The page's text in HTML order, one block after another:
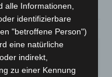
63%
31°
alle Informationen,
identifizierbare
"betroffene Person")
eine natürliche
indirekt,
zu einer Kennung